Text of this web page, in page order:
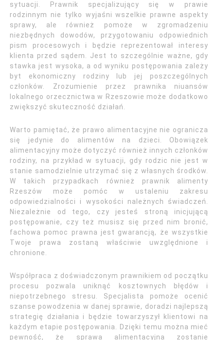
sytuacji. Prawnik specjalizujący się w prawie
rodzinnym nie tylko wyjaśni wszelkie prawne aspekty
sprawy, ale również pomoże w zgromadzeniu
niezbędnych dowodów, przygotowaniu odpowiednich
pism procesowych i będzie reprezentował interesy
klienta przed sądem. Jest to szczególnie ważne, gdy
stawka jest wysoka, a od wyniku postępowania zależy
byt ekonomiczny rodziny lub jej poszczególnych
członków. Zrozumienie przez prawnika niuansów
lokalnego orzecznictwa w Rzeszowie może dodatkowo
zwiększyć skuteczność działań.
Warto pamiętać, że prawo alimentacyjne nie ogranicza
się jedynie do alimentów na dzieci. Obowiązek
alimentacyjny może dotyczyć również innych członków
rodziny, na przykład w sytuacji, gdy rodzic nie jest w
stanie samodzielnie utrzymać się z własnych środków.
W takich przypadkach również prawnik alimenty
Rzeszów może pomóc w ustaleniu zakresu
odpowiedzialności i wysokości należnych świadczeń.
Niezależnie od tego, czy jesteś stroną inicjującą
postępowanie, czy też musisz się przed nim bronić,
fachowa pomoc prawna jest gwarancją, że wszystkie
Twoje prawa zostaną właściwie uwzględnione i
chronione.
Współpraca z doświadczonym prawnikiem od początku
procesu pozwala uniknąć kosztownych błędów i
niepotrzebnego stresu. Specjalista pomoże ocenić
szanse powodzenia w danej sprawie, doradzi najlepszą
strategię działania i będzie towarzyszył klientowi na
każdym etapie postępowania. Dzięki temu można mieć
pewność, że sprawa alimentacyjna zostanie